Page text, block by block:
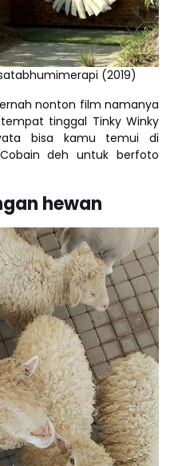
(2019)
nonton film namanya
tinggal Tinky Winky
bisa kamu temui di
deh untuk berfoto
hewan